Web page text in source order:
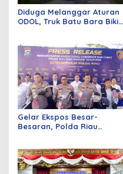
Diduga Melanggar Aturan
ODOL, Truk Batu Bara Bikin
Gelar Ekspos Besar-
Besaran, Polda Riau
Curanmor